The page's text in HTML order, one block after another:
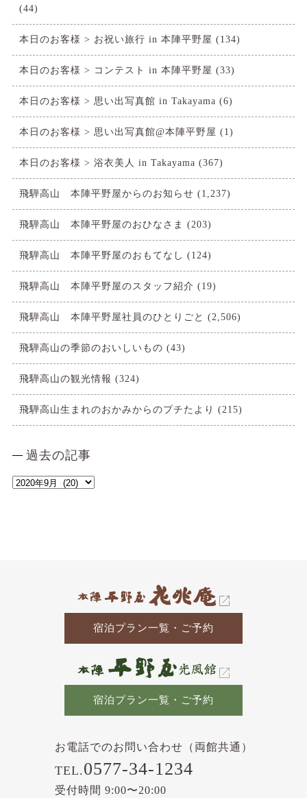
(44)
本日のお客様 > お祝い旅行 in 本陣平野屋 (134)
本日のお客様 > コンテスト in 本陣平野屋 (33)
本日のお客様 > 思い出写真館 in Takayama (6)
本日のお客様 > 思い出写真館@本陣平野屋 (1)
本日のお客様 > 浴衣美人 in Takayama (367)
飛騨高山 本陣平野屋からのお知らせ (1,237)
飛騨高山 本陣平野屋のおひなさま (203)
飛騨高山 本陣平野屋のおもてなし (124)
飛騨高山 本陣平野屋のスタッフ紹介 (19)
飛騨高山 本陣平野屋社員のひとりごと (2,506)
飛騨高山の季節のおいしいもの (43)
飛騨高山の観光情報 (324)
飛騨高山生まれのおかみからのプチたより (215)
過去の記事
過
宿泊プラン一覧・ご予約
宿泊プラン一覧・ご予約
お電話でのお問い合わせ（両館共通）
TEL.0577-34-1234
受付時間 9:00〜20:00